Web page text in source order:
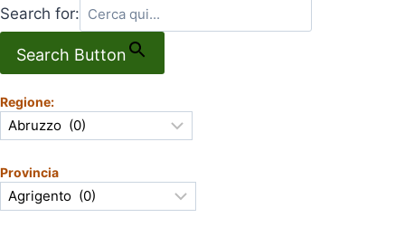
Search for:
Search Button
Regione:
Provincia